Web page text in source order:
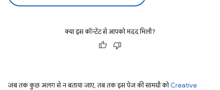
क्या इस कॉन्टेंट से आपको मदद मिली?
जब तक कुछ अलग से न बताया जाए, तब तक इस पेज की सामग्री कोCreative